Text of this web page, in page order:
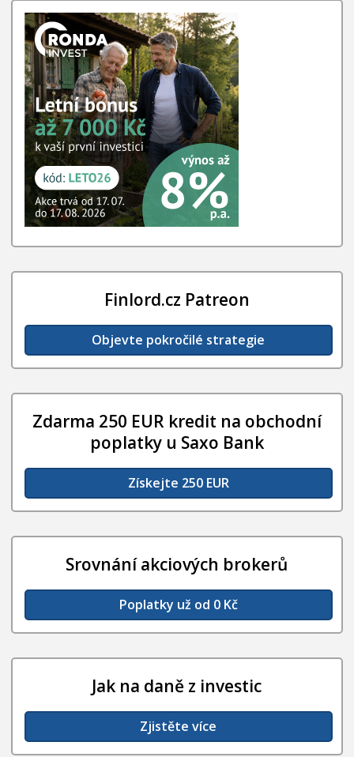
Finlord.cz Patreon
Objevte pokročilé strategie
Zdarma 250 EUR kredit na obchodní
poplatky u Saxo Bank
Získejte 250 EUR
Srovnání akciových brokerů
Poplatky už od 0 Kč
Jak na daně z investic
Zjistěte více